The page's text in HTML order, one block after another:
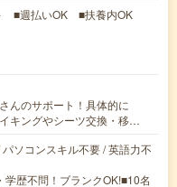
■週払いOK ■扶養内OK
んのサポート！具体的に
キングやシーツ交換・移…
ソコンスキル不要 / 英語力不
歴不問！ブランクOK!■10名